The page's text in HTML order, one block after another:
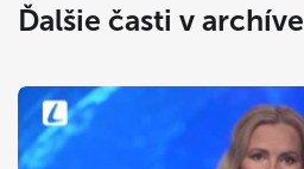
Ďalšie časti v archíve